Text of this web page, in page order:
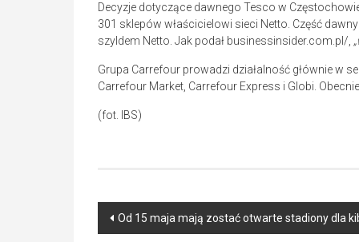
Decyzje dotyczące dawnego Tesco w
301 sklepów właścicielowi sieci Netto. Część
szyldem Netto. Jak podał businessinsider.com.pl/,
Grupa Carrefour prowadzi działalność głównie w
Carrefour Market, Carrefour Express i Globi.
(fot. IBS)
Post
Od 15 maja mają zostać otwarte stadiony dla